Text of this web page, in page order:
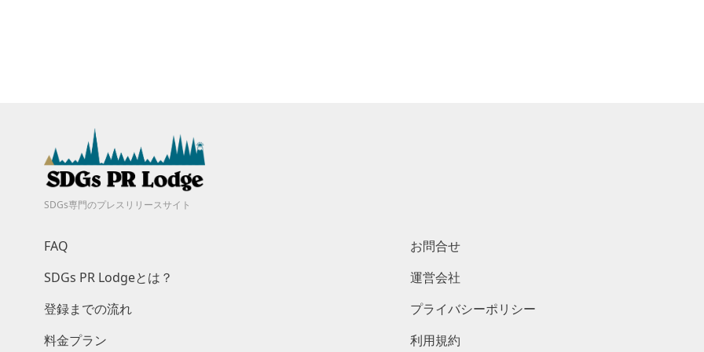
SDGs専門のプレスリリースサイト
FAQ
SDGs PR Lodgeとは？
登録までの流れ
料金プラン
お問合せ
運営会社
プライバシーポリシー
利用規約